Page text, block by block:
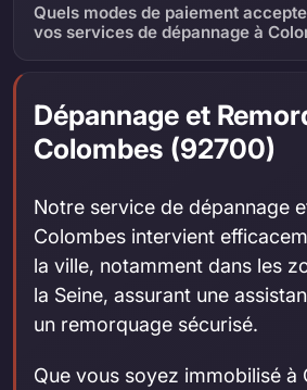
Quels modes de paiement
vos services de dépannage à
Dépannage et
Colombes (92700)
Notre service de dépannage
Colombes intervient
la ville, notamment dans les
la Seine, assurant une
un remorquage sécurisé.
Que vous soyez immobilisé à